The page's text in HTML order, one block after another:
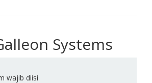
Systems
wajib diisi